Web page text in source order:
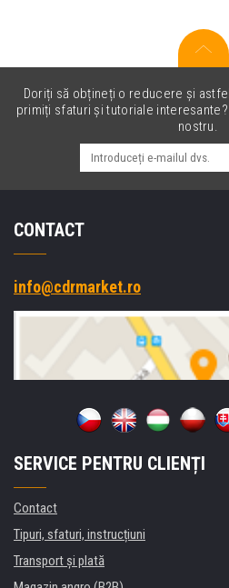
Doriți să obțineți o reducere și
primiți sfaturi și tutoriale
nostru.
CONTACT
info@cdrmarket.ro
SERVICE PENTRU CLIENȚI
Contact
Tipuri, sfaturi, instrucțiuni
Transport şi plată